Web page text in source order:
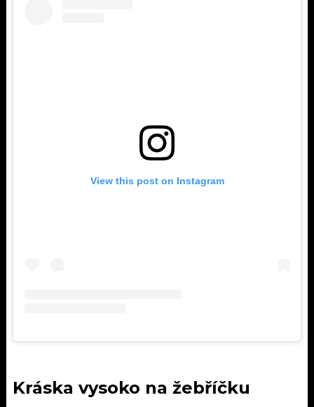
View this post on Instagram
Kráska vysoko na žebříčku